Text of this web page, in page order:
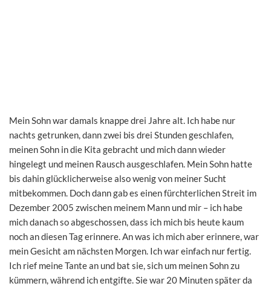
Mein Sohn war damals knappe drei Jahre alt. Ich habe nur
nachts getrunken, dann zwei bis drei Stunden geschlafen,
meinen Sohn in die Kita gebracht und mich dann wieder
hingelegt und meinen Rausch ausgeschlafen. Mein Sohn hatte
bis dahin glücklicherweise also wenig von meiner Sucht
mitbekommen. Doch dann gab es einen fürchterlichen Streit im
Dezember 2005 zwischen meinem Mann und mir – ich habe
mich danach so abgeschossen, dass ich mich bis heute kaum
noch an diesen Tag erinnere. An was ich mich aber erinnere, war
mein Gesicht am nächsten Morgen. Ich war einfach nur fertig.
Ich rief meine Tante an und bat sie, sich um meinen Sohn zu
kümmern, während ich entgifte. Sie war 20 Minuten später da